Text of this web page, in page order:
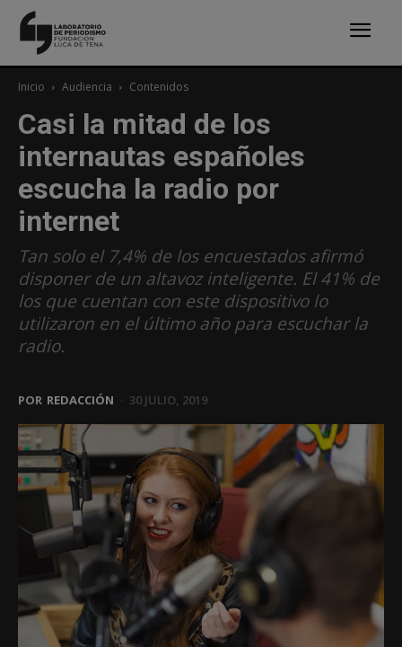
Inicio Audiencia Contenidos
Casi la mitad de los
internautas españoles
escucha la radio por
internet
Tan solo el 7,4% de los encuestados afirmó
disponer de un altavoz inteligente. El 41% de
los que cuentan con este dispositivo lo
utilizaron en el último año para escuchar la
radio.
POR REDACCIÓN 30 JULIO, 2019